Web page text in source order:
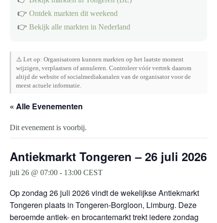
👉 Ontdek markten dit weekend
👉 Bekijk alle markten in Nederland
⚠️ Let op: Organisatoren kunnen markten op het laatste moment
wijzigen, verplaatsen of annuleren. Controleer vóór vertrek daarom
altijd de website of socialmediakanalen van de organisator voor de
meest actuele informatie.
« Alle Evenementen
Dit evenement is voorbij.
Antiekmarkt Tongeren – 26 juli 2026
juli 26 @ 07:00 - 13:00 CEST
Op zondag 26 juli 2026 vindt de wekelijkse Antiekmarkt
Tongeren plaats in Tongeren-Borgloon, Limburg. Deze
beroemde antiek- en brocantemarkt trekt iedere zondag